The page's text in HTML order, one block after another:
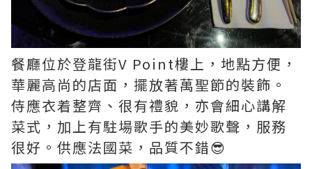
餐廳位於登龍街V Point樓上，地點方便，
華麗高尚的店面，擺放著萬聖節的裝飾。
侍應衣着整齊、很有禮貌，亦會細心講解
菜式，加上有駐場歌手的美妙歌聲，服務
很好。供應法國菜，品質不錯😎